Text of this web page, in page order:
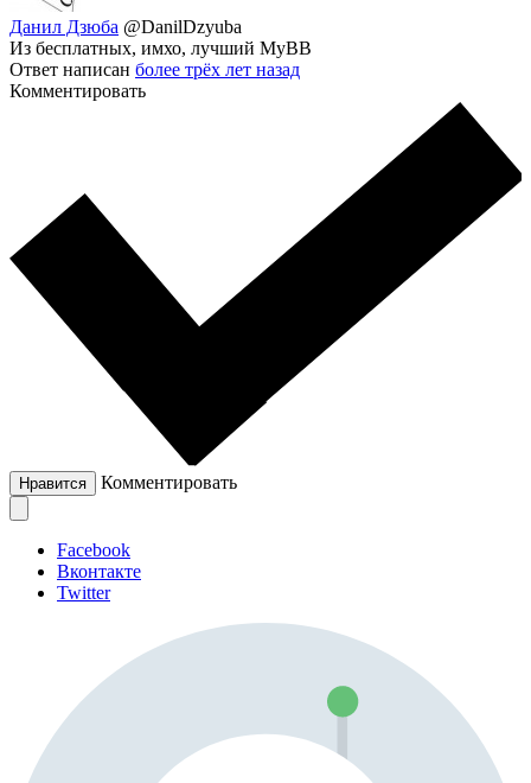
Данил Дзюба @DanilDzyuba
Из бесплатных, имхо, лучший MyBB
Ответ написан более трёх лет назад
Комментировать
Нравится Комментировать
Facebook
Вконтакте
Twitter